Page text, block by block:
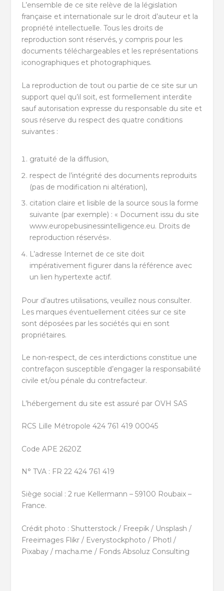
L’ensemble de ce site relève de la législation
française et internationale sur le droit d’auteur et la
propriété intellectuelle. Tous les droits de
reproduction sont réservés, y compris pour les
documents téléchargeables et les représentations
iconographiques et photographiques.
La reproduction de tout ou partie de ce site sur un
support quel qu’il soit, est formellement interdite
sauf autorisation expresse du responsable du site et
sous réserve du respect des quatre conditions
suivantes :
gratuité de la diffusion,
respect de l’intégrité des documents reproduits
(pas de modification ni altération),
citation claire et lisible de la source sous la forme
suivante (par exemple) : « Document issu du site
www.europebusinessintelligence.eu. Droits de
reproduction réservés».
L’adresse Internet de ce site doit
impérativement figurer dans la référence avec
un lien hypertexte actif.
Pour d’autres utilisations, veuillez nous consulter.
Les marques éventuellement citées sur ce site
sont déposées par les sociétés qui en sont
propriétaires.
Le non-respect, de ces interdictions constitue une
contrefaçon susceptible d’engager la responsabilité
civile et/ou pénale du contrefacteur.
L’hébergement du site est assuré par OVH SAS
RCS Lille Métropole 424 761 419 00045
Code APE 2620Z
N° TVA : FR 22 424 761 419
Siège social : 2 rue Kellermann – 59100 Roubaix –
France.
Crédit photo : Shutterstock / Freepik / Unsplash /
Freeimages Flikr / Everystockphoto / Photl /
Pixabay / macha.me / Fonds Absoluz Consulting